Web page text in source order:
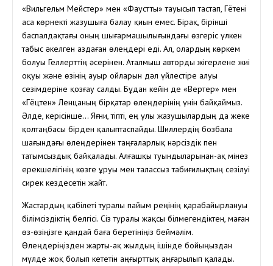
«Вильгельм Мейстер» мен «Фаустты» тауысып тастап, Гётені
аса көрнекті жазушыға балау қиын емес. Бірақ, бірінші
баспалдақтағы оның шығармашылығындағы өзгеріс үлкен
табыс әкелген аздаған өлеңдері еді. Ал, олардың көркем
болуы Геллерттің әсерінен. Аталмыш авторды жігерлене жиі
оқуы және өзінің ауыр ойларын дәл үйлестіре алуы
сезімдеріне қозғау салды. Бұдан кейін де «Вертер» мен
«Гёцтен» Ленцаның бірқатар өлеңдерінің үнін байқаймыз.
Әлде, керісінше… Яғни, тіпті, ең ұлы жазушылардың да жеке
қолтаңбасы бірден қалыптаспайды. Шиллердің бозбала
шағындағы өлеңдерінен таңғаларлық нәрсіздік пен
татымсыздық байқалады. Алғашқы туындыларынан-ақ мінез
ерекшелігінің көзге ұруы мен талассыз табиғилықтың сезілуі
сирек кездесетін жайт.
Жастардың қабілеті туралы пайым реңінің қарабайырлануы
білімсіздіктің белгісі. Сіз туралы жақсы білмегендіктен, маған
өз-өзіңізге қандай баға беретініңіз беймәлім.
Өлеңдеріңізден жарты-ақ жылдың ішінде бойыңыздан
мүлде жоқ болып кететін аңғырттық аңғарылып қалады.